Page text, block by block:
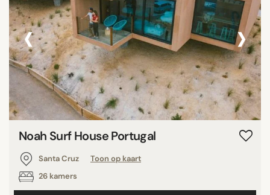
‹ ›
Noah Surf House Portugal
Santa Cruz
Toon op kaart
26 kamers